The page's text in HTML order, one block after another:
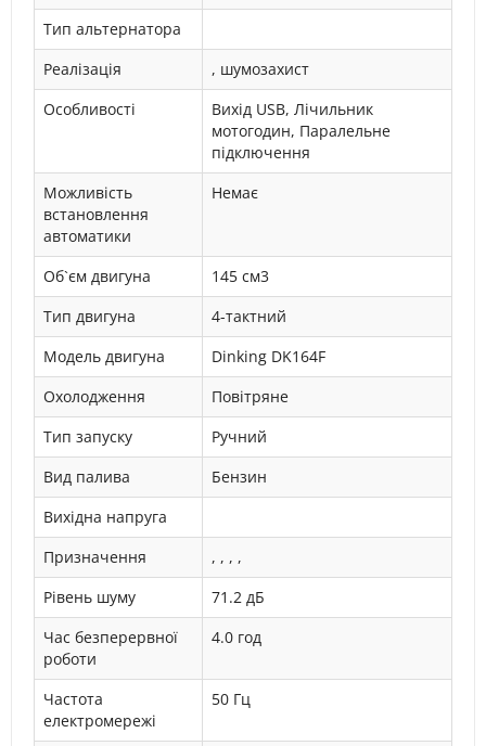
Тип альтернатора
Реалізація
, шумозахист
Особливості
Вихід USB, Лічильник
мотогодин, Паралельне
підключення
Можливість
встановлення
автоматики
Немає
Об`єм двигуна
145 см3
Тип двигуна
4-тактний
Модель двигуна
Dinking DK164F
Охолодження
Повітряне
Тип запуску
Ручний
Вид палива
Бензин
Вихідна напруга
Призначення
, , , ,
Рівень шуму
71.2 дБ
Час безперервної
роботи
4.0 год
Частота
електромережі
50 Гц